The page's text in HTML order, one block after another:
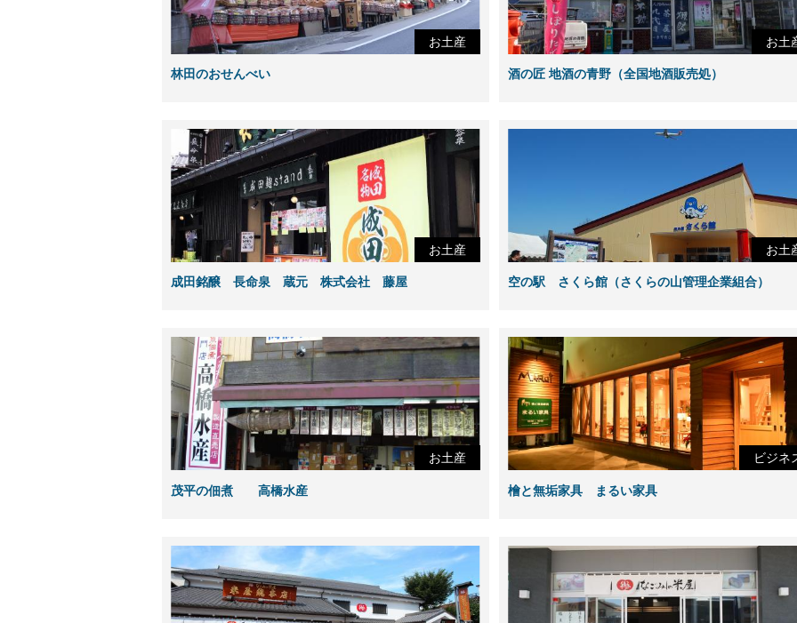
お土産
林田のおせんべい
お土
酒の匠 地酒の青野（全国地酒販売処）
お土産
成田銘醸 長命泉 蔵元 株式会社 藤屋
お土
空の駅 さくら館（さくらの山管理企業組合）
お土産
茂平の佃煮 高橋水産
ビジネ
檜と無垢家具 まるい家具